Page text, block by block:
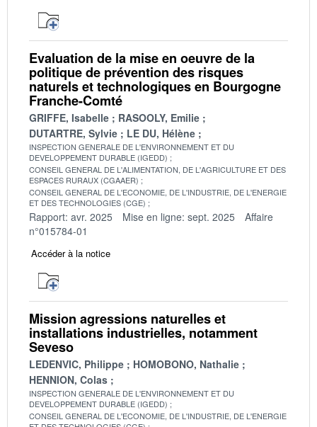
Evaluation de la mise en oeuvre de la
politique de prévention des risques
naturels et technologiques en Bourgogne
Franche-Comté
GRIFFE, Isabelle
RASOOLY, Emilie
DUTARTRE, Sylvie
LE DU, Hélène
INSPECTION GENERALE DE L'ENVIRONNEMENT ET DU
DEVELOPPEMENT DURABLE (IGEDD)
CONSEIL GENERAL DE L'ALIMENTATION, DE L'AGRICULTURE ET DES
ESPACES RURAUX (CGAAER)
CONSEIL GENERAL DE L'ECONOMIE, DE L'INDUSTRIE, DE L'ENERGIE
ET DES TECHNOLOGIES (CGE)
Rapport: avr. 2025 Mise en ligne: sept. 2025
Affaire
n°015784-01
Accéder à la notice
Mission agressions naturelles et
installations industrielles, notamment
Seveso
LEDENVIC, Philippe
HOMOBONO, Nathalie
HENNION, Colas
INSPECTION GENERALE DE L'ENVIRONNEMENT ET DU
DEVELOPPEMENT DURABLE (IGEDD)
CONSEIL GENERAL DE L'ECONOMIE, DE L'INDUSTRIE, DE L'ENERGIE